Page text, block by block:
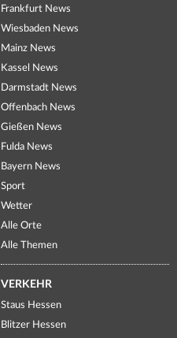
Frankfurt News
Wiesbaden News
Mainz News
Kassel News
Darmstadt News
Offenbach News
Gießen News
Fulda News
Bayern News
Sport
Wetter
Alle Orte
Alle Themen
VERKEHR
Staus Hessen
Blitzer Hessen